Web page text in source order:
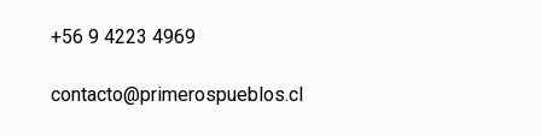
+56 9 4223 4969
contacto@primerospueblos.cl